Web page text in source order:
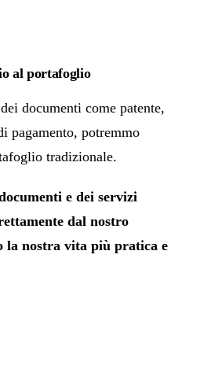
al portafoglio
documenti come patente,
pagamento, potremmo
tradizionale.
e dei servizi
dal nostro
la nostra vita più pratica e